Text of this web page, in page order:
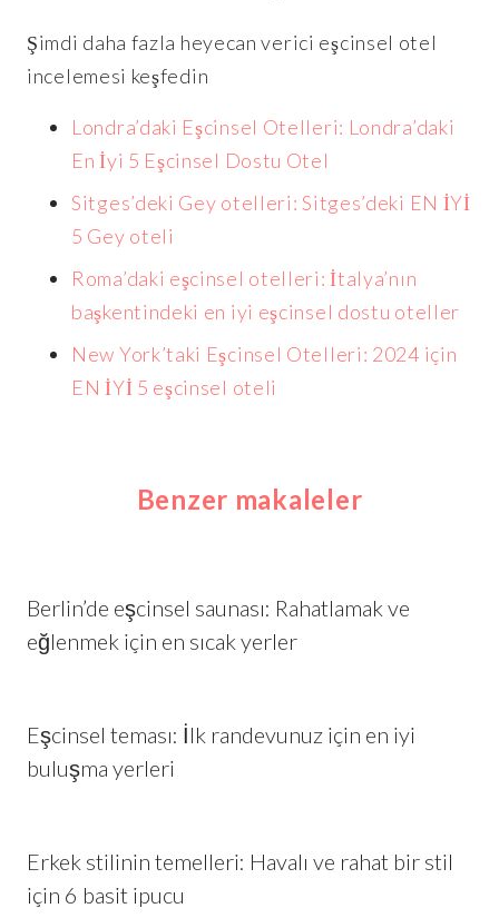
Şimdi daha fazla heyecan verici eşcinsel otel
incelemesi keşfedin
Londra’daki Eşcinsel Otelleri: Londra’daki
En İyi 5 Eşcinsel Dostu Otel
Sitges’deki Gey otelleri: Sitges’deki EN İYİ
5 Gey oteli
Roma’daki eşcinsel otelleri: İtalya’nın
başkentindeki en iyi eşcinsel dostu oteller
New York’taki Eşcinsel Otelleri: 2024 için
EN İYİ 5 eşcinsel oteli
Benzer makaleler
Berlin’de eşcinsel saunası: Rahatlamak ve
eğlenmek için en sıcak yerler
Eşcinsel teması: İlk randevunuz için en iyi
buluşma yerleri
Erkek stilinin temelleri: Havalı ve rahat bir stil
için 6 basit ipucu